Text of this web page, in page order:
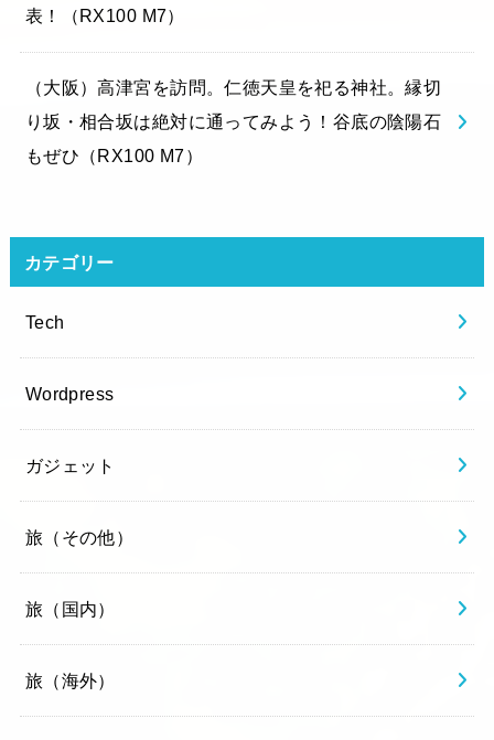
表！（RX100 M7）
（大阪）高津宮を訪問。仁徳天皇を祀る神社。縁切
り坂・相合坂は絶対に通ってみよう！谷底の陰陽石
もぜひ（RX100 M7）
カテゴリー
Tech
Wordpress
ガジェット
旅（その他）
旅（国内）
旅（海外）